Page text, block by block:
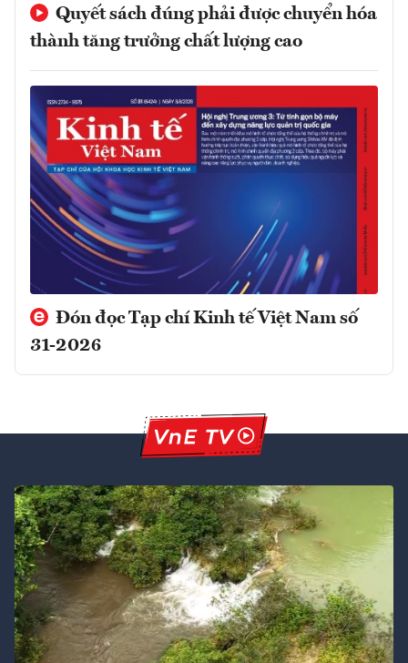
Quyết sách đúng phải được chuyển hóa
thành tăng trưởng chất lượng cao
Đón đọc Tạp chí Kinh tế Việt Nam số
31-2026